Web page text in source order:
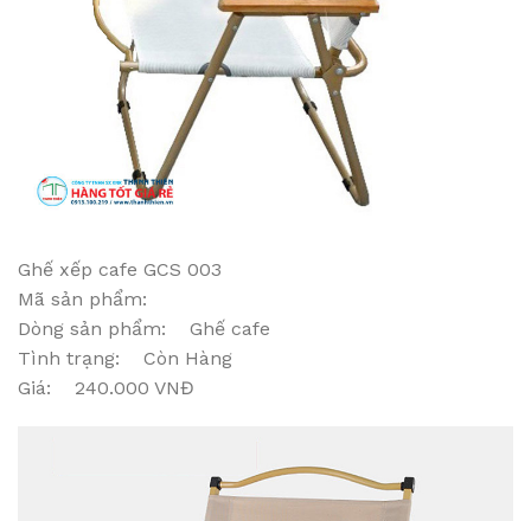
Ghế xếp cafe GCS 003
Mã sản phẩm:
Dòng sản phẩm: Ghế cafe
Tình trạng: Còn Hàng
Giá: 240.000 VNĐ